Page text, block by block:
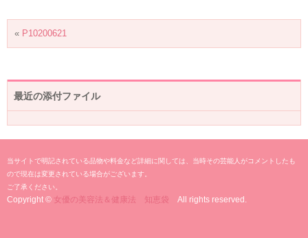
« P10200621
最近の添付ファイル
当サイトで明記されている品物や料金など詳細に関しては、当時その芸能人がコメントしたも
ので現在は変更されている場合がございます。
ご了承ください。
Copyright © 女優の美容法＆健康法 知恵袋 All rights reserved.